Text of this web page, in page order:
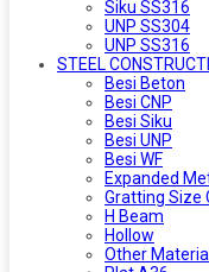
Siku SS316
UNP SS304
UNP SS316
STEEL
Besi Beton
Besi CNP
Besi Siku
Besi UNP
Besi WF
Expanded
Gratting Size
H Beam
Hollow
Other Material